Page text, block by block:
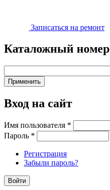
Записаться на ремонт
Каталожный номер
Вход на сайт
Имя пользователя *
Пароль *
Регистрация
Забыли пароль?